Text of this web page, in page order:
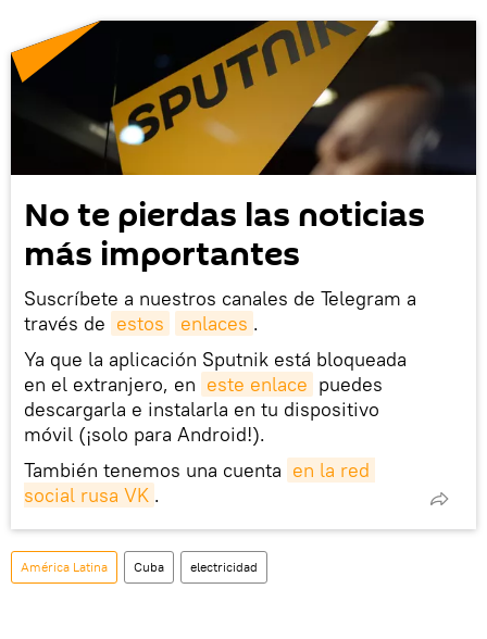
No te pierdas las noticias
más importantes
Suscríbete a nuestros canales de Telegram a
través de estos enlaces .
Ya que la aplicación Sputnik está bloqueada
en el extranjero, en este enlace puedes
descargarla e instalarla en tu dispositivo
móvil (¡solo para Android!).
También tenemos una cuenta en la red
social rusa VK .
América Latina Cuba electricidad